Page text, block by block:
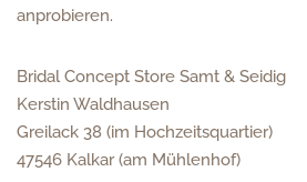
anprobieren.
Bridal Concept Store Samt & Seidig
Kerstin Waldhausen
Greilack 38 (im Hochzeitsquartier)
47546 Kalkar (am Mühlenhof)